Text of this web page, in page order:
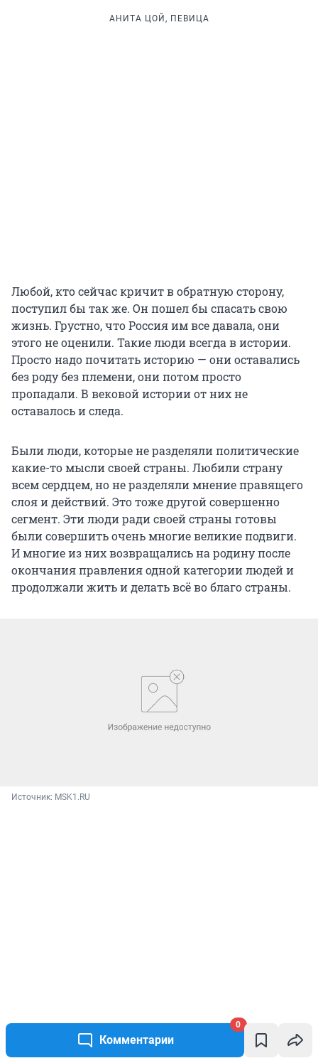
Комментарии
0
АНИТА ЦОЙ, ПЕВИЦА
Любой, кто сейчас кричит в обратную сторону,
поступил бы так же. Он пошел бы спасать свою
жизнь. Грустно, что Россия им все давала, они
этого не оценили. Такие люди всегда в истории.
Просто надо почитать историю — они оставались
без роду без племени, они потом просто
пропадали. В вековой истории от них не
оставалось и следа.
Были люди, которые не разделяли политические
какие-то мысли своей страны. Любили страну
всем сердцем, но не разделяли мнение правящего
слоя и действий. Это тоже другой совершенно
сегмент. Эти люди ради своей страны готовы
были совершить очень многие великие подвиги.
И многие из них возвращались на родину после
окончания правления одной категории людей и
продолжали жить и делать всё во благо страны.
Источник: MSK1.RU